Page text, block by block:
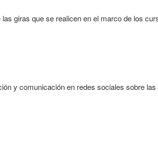
giras que se realicen en el marco de los
y comunicación en redes sociales sobre